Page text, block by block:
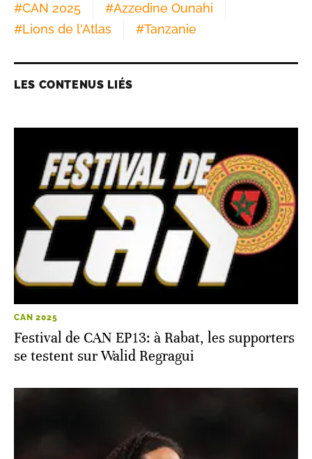
#CAN 2025 #Azzedine Ounahi
#Lions de l'Atlas #Tanzanie
LES CONTENUS LIÉS
CAN 2025
Festival de CAN EP13: à Rabat, les supporters
se testent sur Walid Regragui